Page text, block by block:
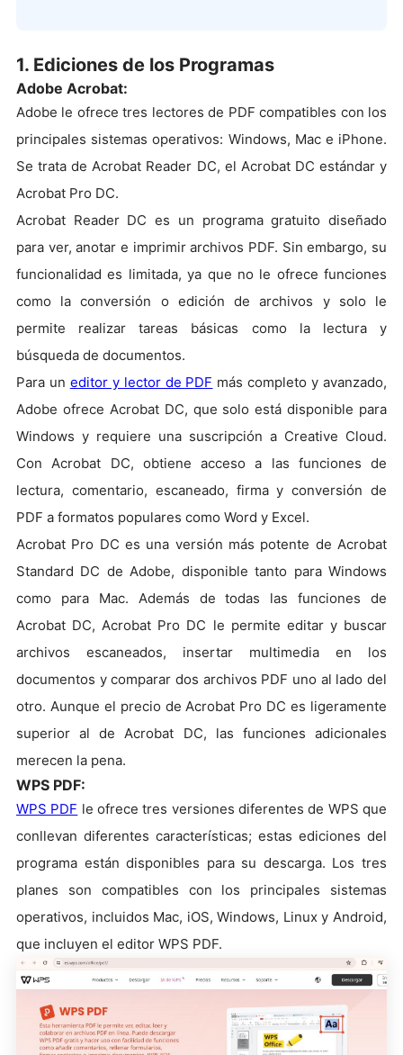
1. Ediciones de los Programas
Adobe Acrobat:
Adobe le ofrece tres lectores de PDF compatibles con los
principales sistemas operativos: Windows, Mac e iPhone.
Se trata de Acrobat Reader DC, el Acrobat DC estándar y
Acrobat Pro DC.
Acrobat Reader DC es un programa gratuito diseñado
para ver, anotar e imprimir archivos PDF. Sin embargo, su
funcionalidad es limitada, ya que no le ofrece funciones
como la conversión o edición de archivos y solo le
permite realizar tareas básicas como la lectura y
búsqueda de documentos.
Para un editor y lector de PDF más completo y avanzado,
Adobe ofrece Acrobat DC, que solo está disponible para
Windows y requiere una suscripción a Creative Cloud.
Con Acrobat DC, obtiene acceso a las funciones de
lectura, comentario, escaneado, firma y conversión de
PDF a formatos populares como Word y Excel.
Acrobat Pro DC es una versión más potente de Acrobat
Standard DC de Adobe, disponible tanto para Windows
como para Mac. Además de todas las funciones de
Acrobat DC, Acrobat Pro DC le permite editar y buscar
archivos escaneados, insertar multimedia en los
documentos y comparar dos archivos PDF uno al lado del
otro. Aunque el precio de Acrobat Pro DC es ligeramente
superior al de Acrobat DC, las funciones adicionales
merecen la pena.
WPS PDF:
WPS PDF le ofrece tres versiones diferentes de WPS que
conllevan diferentes características; estas ediciones del
programa están disponibles para su descarga. Los tres
planes son compatibles con los principales sistemas
operativos, incluidos Mac, iOS, Windows, Linux y Android,
que incluyen el editor WPS PDF.